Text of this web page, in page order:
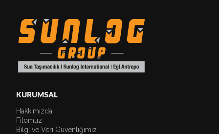
KURUMSAL
Hakkımızda
Filomuz
Bilgi ve Veri Güvenliğimiz